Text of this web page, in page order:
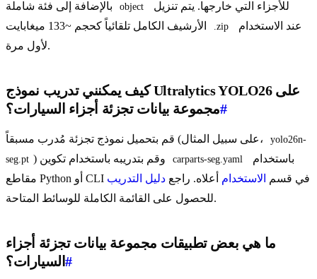
object
.zip
لأول مرة.
كيف يمكنني تدريب نموذج Ultralytics YOLO26 على
مجموعة بيانات تجزئة أجزاء السيارات؟#
قم بتحميل نموذج تجزئة مُدرب مسبقاً (على سبيل المثال،
yolo26n-
seg.pt
carparts-seg.yaml
مقاطع Python أو CLI في قسم
الاستخدام أعلاه. راجع دليل التدريب
للحصول على القائمة الكاملة للوسائط المتاحة.
ما هي بعض تطبيقات مجموعة بيانات تجزئة أجزاء
السيارات؟#